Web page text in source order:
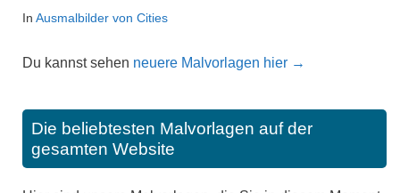
In Ausmalbilder von Cities
Du kannst sehen neuere Malvorlagen hier →
Die beliebtesten Malvorlagen auf der
gesamten Website